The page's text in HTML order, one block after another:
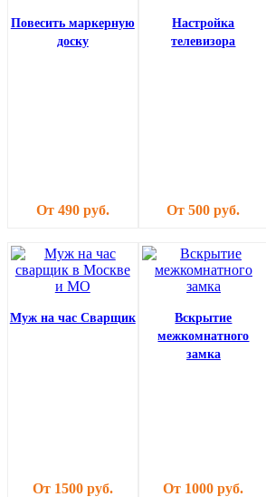
Повесить маркерную
доску
От 490 руб.
Настройка
телевизора
От 500 руб.
Муж на час Сварщик
От 1500 руб.
Вскрытие
межкомнатного
замка
От 1000 руб.